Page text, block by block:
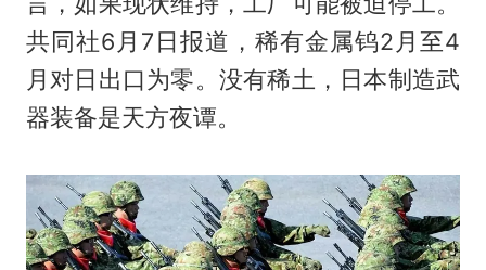
共同社6月7日报道，稀有金属钨2月至4
月对日出口为零。没有稀土，日本制造武
器装备是天方夜谭。